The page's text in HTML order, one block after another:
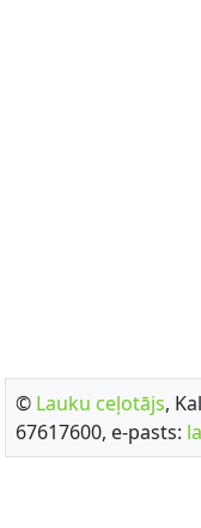
© Lauku ceļotājs,
67617600, e-pasts: